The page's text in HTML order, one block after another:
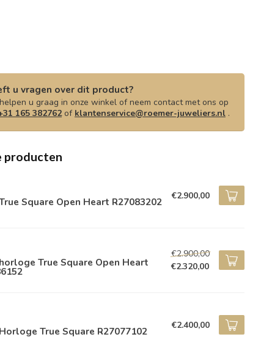
u vragen over dit product?
u graag in onze winkel of neem contact met ons op
165 382762of klantenservice@roemer-juweliers.nl .
producten
Square Open Heart R27083202 €2.900,00
True Square Open Heart
€2.900,00
€2.320,00
True Square R27077102 €2.400,00